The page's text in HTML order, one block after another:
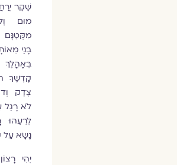
שֶׁקֶר
מוּם
מִקְּטַנָּם
בָנַי
בְּאָהֳלֶךָ
קָדְשֶׁךָ
צֶדֶק
לֹא רָגַל
לְרֵעֵהוּ
נָשָׂא עַל
יְהִי